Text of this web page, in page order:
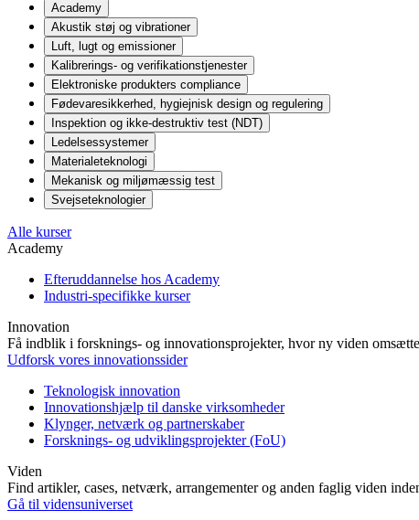
Academy
Akustik støj og vibrationer
Luft, lugt og emissioner
Kalibrerings- og verifikationstjenester
Elektroniske produkters compliance
Fødevaresikkerhed, hygiejnisk design og regulering
Inspektion og ikke-destruktiv test (NDT)
Ledelsessystemer
Materialeteknologi
Mekanisk og miljømæssig test
Svejseteknologier
Alle kurser
Academy
Efteruddannelse hos Academy
Industri-specifikke kurser
Innovation
Få indblik i forsknings- og innovationsprojekter, hvor ny viden
Udforsk vores innovationssider
Teknologisk innovation
Innovationshjælp til danske virksomheder
Klynger, netværk og partnerskaber
Forsknings- og udviklingsprojekter (FoU)
Viden
Find artikler, cases, netværk, arrangementer og anden faglig viden
Gå til vidensuniverset